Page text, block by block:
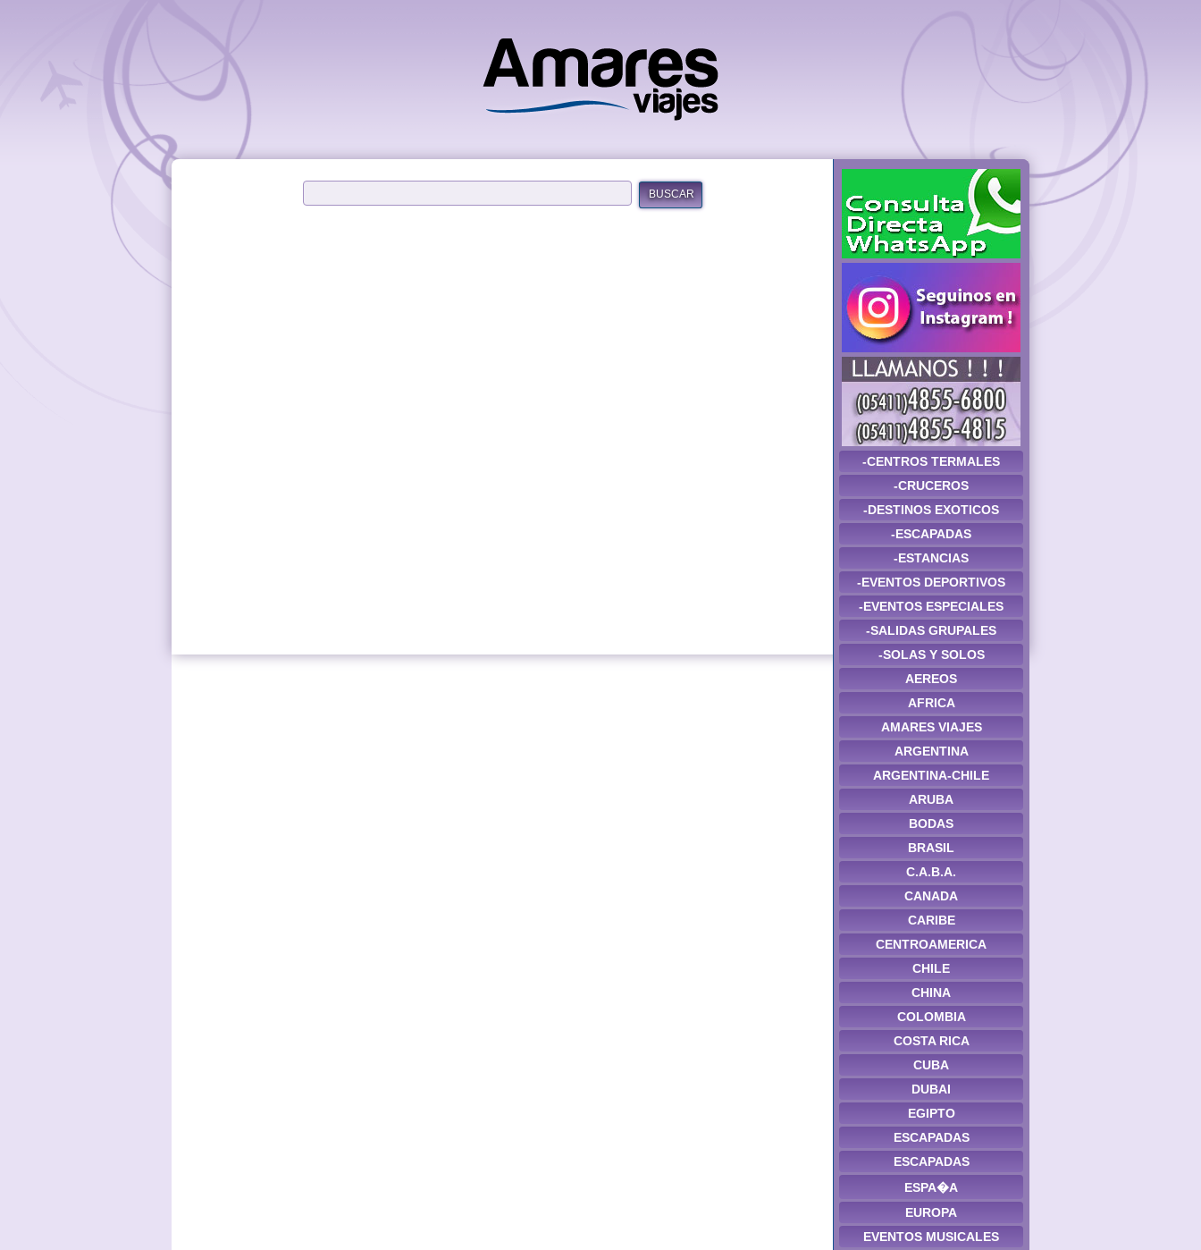
-CENTROS TERMALES
-CRUCEROS
-DESTINOS EXOTICOS
-ESCAPADAS
-ESTANCIAS
-EVENTOS DEPORTIVOS
-EVENTOS ESPECIALES
-SALIDAS GRUPALES
-SOLAS Y SOLOS
AEREOS
AFRICA
AMARES VIAJES
ARGENTINA
ARGENTINA-CHILE
ARUBA
BODAS
BRASIL
C.A.B.A.
CANADA
CARIBE
CENTROAMERICA
CHILE
CHINA
COLOMBIA
COSTA RICA
CUBA
DUBAI
EGIPTO
ESCAPADAS
ESCAPADAS
ESPA�A
EUROPA
EVENTOS MUSICALES
BUSCAR